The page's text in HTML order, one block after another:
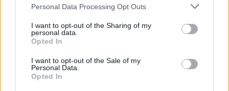
This information may also be disclosed by us to third parties
disclose it to other third parties.
Please note that this website/app uses one or more Google
services and may gather and store information including but
not limited to your visit or usage behaviour. You may click to
grant or deny consent to Google and its third-party tags to
Personal Data Processing Opt Outs
I want to opt-out of the Sharing of my
personal data.
Opted In
I want to opt-out of the Sale of my
Personal Data.
Opted In
Dizionario dei Sogni – B
Dizionario dei Sogni – C
Dizionario dei Sogni – D
Dizionario dei Sogni – E
Dizionario dei Sogni – F